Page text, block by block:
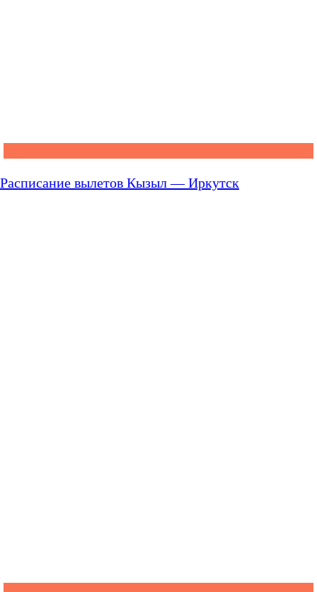
Расписание вылетов Кызыл — Иркутск